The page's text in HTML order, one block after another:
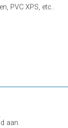
PVC XPS, etc..
aan.